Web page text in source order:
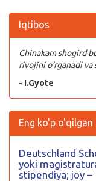
Iqtibos
Chinakam shogird
rivojini o’rganadi va
- I.Gyote
Eng ko'p o'qilgan
Deutschland
yoki
stipendiya; joy –